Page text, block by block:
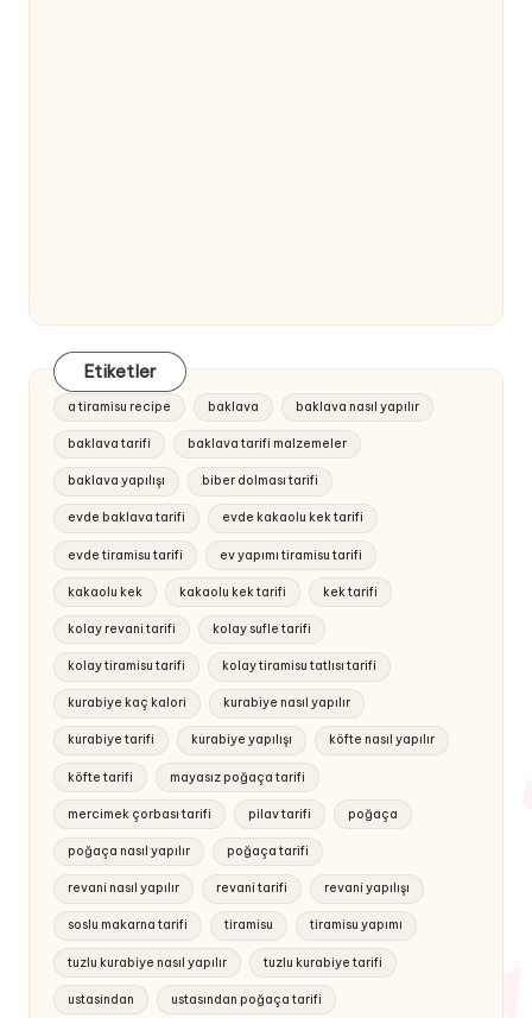
Etiketler
a tiramisu recipe baklava baklava nasıl yapılır
baklava tarifi baklava tarifi malzemeler
baklava yapılışı biber dolması tarifi
evde baklava tarifi evde kakaolu kek tarifi
evde tiramisu tarifi ev yapımı tiramisu tarifi
kakaolu kek kakaolu kek tarifi kek tarifi
kolay revani tarifi kolay sufle tarifi
kolay tiramisu tarifi kolay tiramisu tatlısı tarifi
kurabiye kaç kalori kurabiye nasıl yapılır
kurabiye tarifi kurabiye yapılışı köfte nasıl yapılır
köfte tarifi mayasız poğaça tarifi
mercimek çorbası tarifi pilav tarifi poğaça
poğaça nasıl yapılır poğaça tarifi
revani nasıl yapılır revani tarifi revani yapılışı
soslu makarna tarifi tiramisu tiramisu yapımı
tuzlu kurabiye nasıl yapılır tuzlu kurabiye tarifi
ustasindan ustasından poğaça tarifi